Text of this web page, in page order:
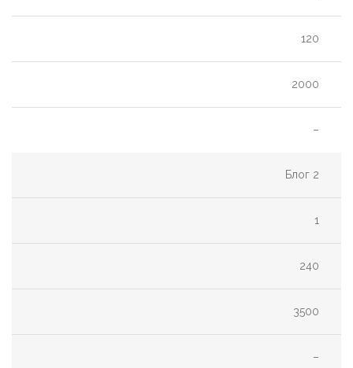
120
2000
–
Блог 2
1
240
3500
–